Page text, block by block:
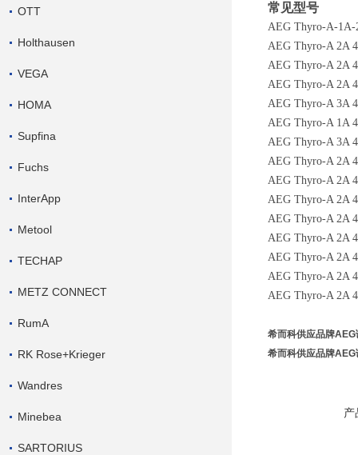
OTT
Holthausen
VEGA
HOMA
Supfina
Fuchs
InterApp
Metool
TECHAP
METZ CONNECT
RumA
RK Rose+Krieger
Wandres
Minebea
SARTORIUS
常见型号
AEG Thyro-A-1A-
AEG Thyro-A 2A
AEG Thyro-A 2A
AEG Thyro-A 2A
AEG Thyro-A 3A
AEG Thyro-A 1A
AEG Thyro-A 3A
AEG Thyro-A 2A
AEG Thyro-A 2A
AEG Thyro-A 2A
AEG Thyro-A 2A
AEG Thyro-A 2A
AEG Thyro-A 2A
AEG Thyro-A 2A
AEG Thyro-A 2A
希而科供应品牌
希而科供应品牌
产